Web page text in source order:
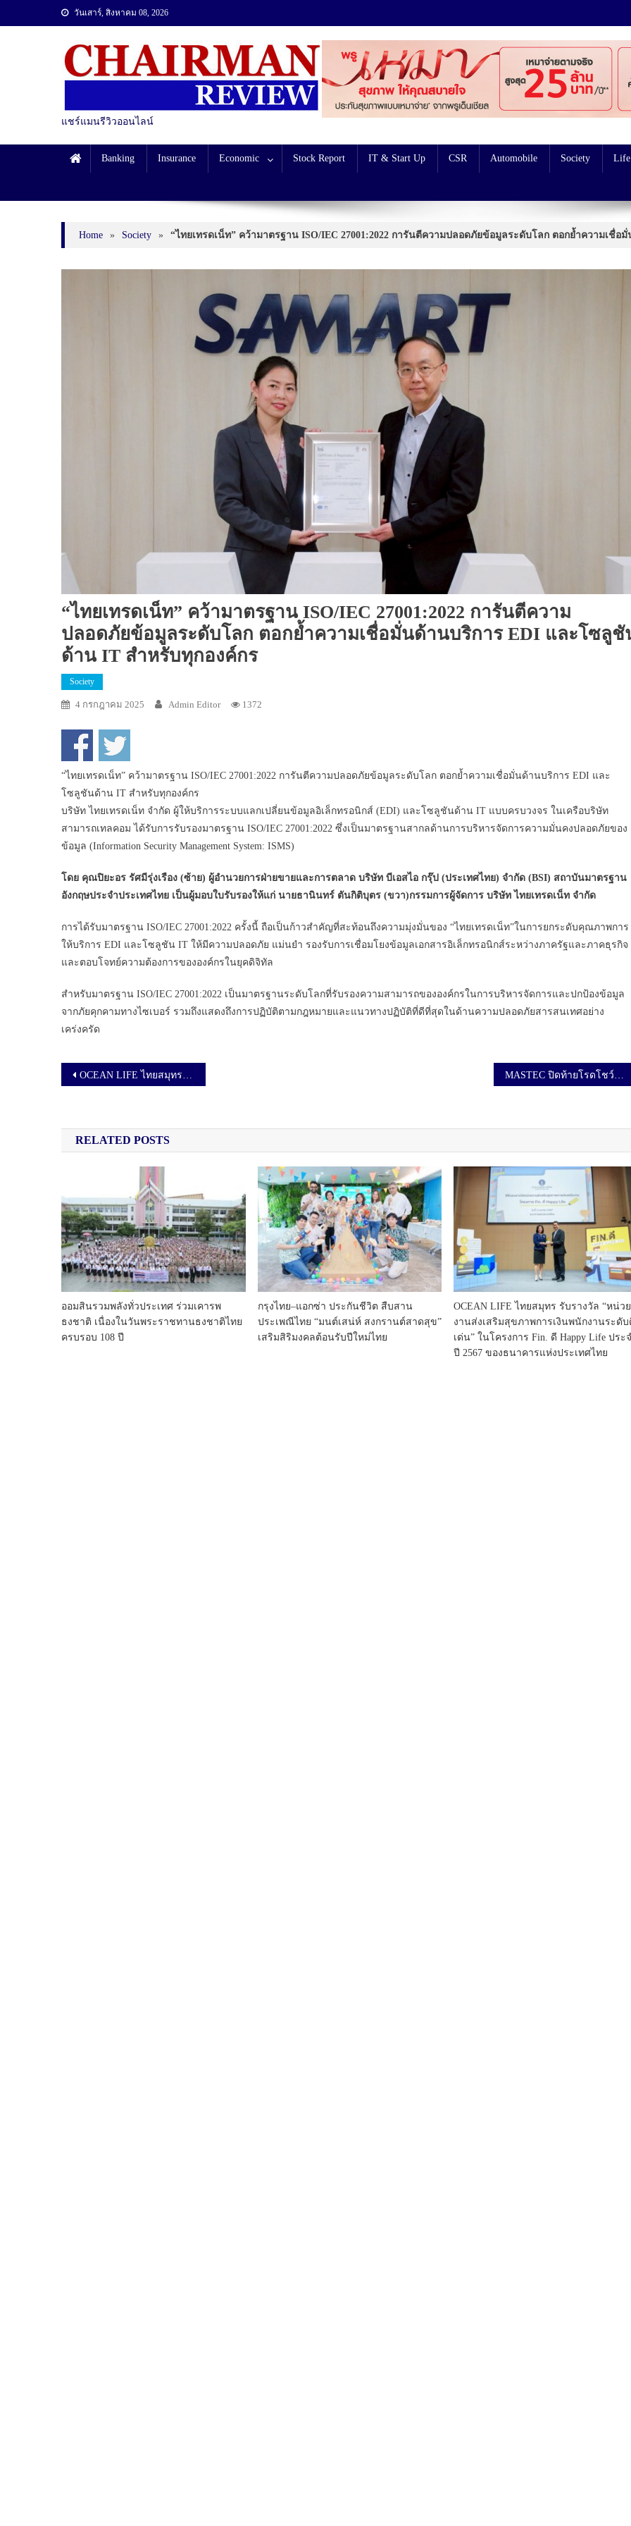
วันเสาร์, สิงหาคม 08, 2026
แชร์แมนรีวิวออนไลน์
Banking Insurance Economic Stock Report IT & Start Up CSR Automobile Society
Home » Society » “ไทยเทรดเน็ท” คว้ามาตรฐาน ISO/IEC 27001:2022 การันตีความปลอดภัยข้อมูลระดับโลก ตอกย้ำความเ
“ไทยเทรดเน็ท” คว้ามาตรฐาน ISO/IEC 27001:2022 การันตีความ
ปลอดภัยข้อมูลระดับโลก ตอกย้ำความเชื่อมั่นด้านบริการ EDI และโซลูชั
ด้าน IT สำหรับทุกองค์กร
Society
4 กรกฎาคม 2025 Admin Editor 1372
“ไทยเทรดเน็ท” คว้ามาตรฐาน ISO/IEC 27001:2022 การันตีความปลอดภัยข้อมูลระดับโลก ตอกย้ำความเชื่อมั่นด้านบริการ EDI และ
โซลูชันด้าน IT สำหรับทุกองค์กร
บริษัท ไทยเทรดเน็ท จำกัด ผู้ให้บริการระบบแลกเปลี่ยนข้อมูลอิเล็กทรอนิกส์ (EDI) และโซลูชันด้าน IT แบบครบวงจร ในเครือบริษัท
สามารถเทลคอม ได้รับการรับรองมาตรฐาน ISO/IEC 27001:2022 ซึ่งเป็นมาตรฐานสากลด้านการบริหารจัดการความมั่นคงปลอดภัยของ
ข้อมูล (Information Security Management System: ISMS)
โดย คุณปิยะอร รัศมีรุ่งเรือง (ซ้าย) ผู้อำนวยการฝ่ายขายและการตลาด บริษัท บีเอสไอ กรุ๊ป (ประเทศไทย) จำกัด (BSI) สถาบันมาตรฐาน
อังกฤษประจำประเทศไทย เป็นผู้มอบใบรับรองให้แก่ นายธานินทร์ ตันกิติบุตร (ขวา)กรรมการผู้จัดการ บริษัท ไทยเทรดเน็ท จำกัด
การได้รับมาตรฐาน ISO/IEC 27001:2022 ครั้งนี้ ถือเป็นก้าวสำคัญที่สะท้อนถึงความมุ่งมั่นของ “ไทยเทรดเน็ท”ในการยกระดับคุณภาพการ
ให้บริการ EDI และโซลูชัน IT ให้มีความปลอดภัย แม่นยำ รองรับการเชื่อมโยงข้อมูลเอกสารอิเล็กทรอนิกส์ระหว่างภาครัฐและภาคธุรกิจ
และตอบโจทย์ความต้องการขององค์กรในยุคดิจิทัล
สำหรับมาตรฐาน ISO/IEC 27001:2022 เป็นมาตรฐานระดับโลกที่รับรองความสามารถขององค์กรในการบริหารจัดการและปกป้องข้อมูล
จากภัยคุกคามทางไซเบอร์ รวมถึงแสดงถึงการปฏิบัติตามกฎหมายและแนวทางปฏิบัติที่ดีที่สุดในด้านความปลอดภัยสารสนเทศอย่าง
เคร่งครัด
เมนูนำทาง เรื่อง
OCEAN LIFE ไทยสมุทร จัดกิจกรรม “OCEAN LIFE SHARING YOUR LOVE” สนับสนุนเยาวชนขาดโอกาสผ่าน “โครงการปันกัน” จากมูลนิธิยุวพัฒน์ MASTEC ปิดท้ายโรดโชว์ 10 จังหวัด ที่กรุงเทพฯ สื่อมวลชน นักลงทุน ตอบรับอบอุ่น พร้อมเสนอขายหุ้น 79 ล้านหุ้น วางแผนเข้าเทรดใน SET ปีนี้
RELATED POSTS
ออมสินรวมพลังทั่วประเทศ ร่วมเคารพ
ธงชาติ เนื่องในวันพระราชทานธงชาติไทย
ครบรอบ 108 ปี
กรุงไทย–แอกซ่า ประกันชีวิต สืบสาน
ประเพณีไทย “มนต์เสน่ห์ สงกรานต์สาดสุข”
เสริมสิริมงคลต้อนรับปีใหม่ไทย
OCEAN LIFE ไทยสมุทร รับรางวัล “หน่วย
งานส่งเสริมสุขภาพการเงินพนักงานระดั
เด่น” ในโครงการ Fin. ดี Happy Life ประ
ปี 2567 ของธนาคารแห่งประเทศไทย